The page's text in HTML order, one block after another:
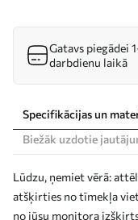
Gatavs piegādei
darbdienu laikā
Specifikācijas un
Biežāk uzdotie
Lūdzu, ņemiet vērā:
atšķirties no tīmekļa
no jūsu monitora